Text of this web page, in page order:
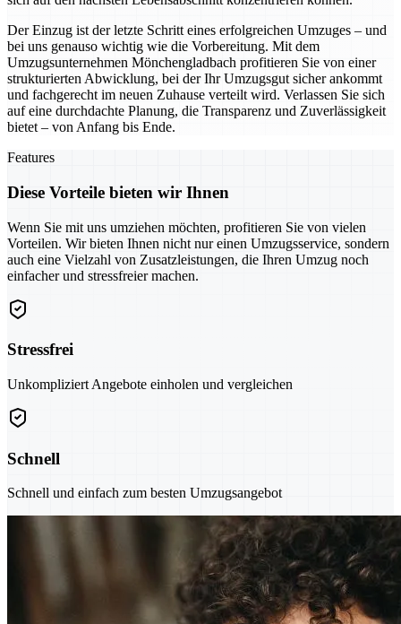
Der Einzug ist der letzte Schritt eines erfolgreichen Umzuges – und
bei uns genauso wichtig wie die Vorbereitung. Mit dem
Umzugsunternehmen Mönchengladbach profitieren Sie von einer
strukturierten Abwicklung, bei der Ihr Umzugsgut sicher ankommt
und fachgerecht im neuen Zuhause verteilt wird. Verlassen Sie sich
auf eine durchdachte Planung, die Transparenz und Zuverlässigkeit
bietet – von Anfang bis Ende.
Features
Diese Vorteile bieten wir Ihnen
Wenn Sie mit uns umziehen möchten, profitieren Sie von vielen
Vorteilen. Wir bieten Ihnen nicht nur einen Umzugsservice, sondern
auch eine Vielzahl von Zusatzleistungen, die Ihren Umzug noch
einfacher und stressfreier machen.
Stressfrei
Unkompliziert Angebote einholen und vergleichen
Schnell
Schnell und einfach zum besten Umzugsangebot